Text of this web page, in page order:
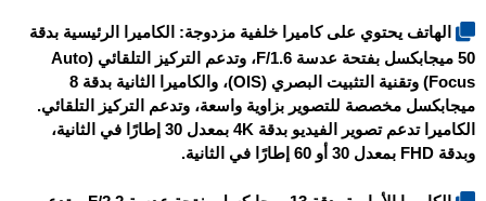
الهاتف يحتوي على كاميرا خلفية مزدوجة: الكاميرا الرئيسية بدقة
50 ميجابكسل بفتحة عدسة F/1.6، وتدعم التركيز التلقائي (Auto
Focus) وتقنية التثبيت البصري (OIS)، والكاميرا الثانية بدقة 8
ميجابكسل مخصصة للتصوير بزاوية واسعة، وتدعم التركيز التلقائي.
الكاميرا تدعم تصوير الفيديو بدقة 4K بمعدل 30 إطارًا في الثانية،
وبدقة FHD بمعدل 30 أو 60 إطارًا في الثانية.